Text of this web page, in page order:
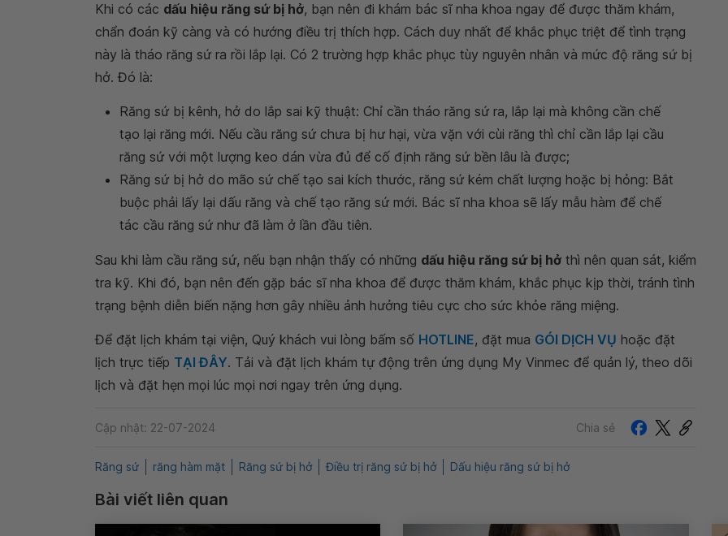
Khi có các dấu hiệu răng sứ bị hở, bạn nên đi khám bác sĩ nha khoa ngay để được thăm khám,
chẩn đoán kỹ càng và có hướng điều trị thích hợp. Cách duy nhất để khắc phục triệt để tình trạng
này là tháo răng sứ ra rồi lắp lại. Có 2 trường hợp khắc phục tùy nguyên nhân và mức độ răng sứ bị
hở. Đó là:
Răng sứ bị kênh, hở do lắp sai kỹ thuật: Chỉ cần tháo răng sứ ra, lắp lại mà không cần chế
tạo lại răng mới. Nếu cầu răng sứ chưa bị hư hại, vừa vặn với cùi răng thì chỉ cần lắp lại cầu
răng sứ với một lượng keo dán vừa đủ để cố định răng sứ bền lâu là được;
Răng sứ bị hở do mão sứ chế tạo sai kích thước, răng sứ kém chất lượng hoặc bị hỏng: Bắt
buộc phải lấy lại dấu răng và chế tạo răng sứ mới. Bác sĩ nha khoa sẽ lấy mẫu hàm để chế
tác cầu răng sứ như đã làm ở lần đầu tiên.
Sau khi làm cầu răng sứ, nếu bạn nhận thấy có những dấu hiệu răng sứ bị hở thì nên quan sát, kiểm
tra kỹ. Khi đó, bạn nên đến gặp bác sĩ nha khoa để được thăm khám, khắc phục kịp thời, tránh tình
trạng bệnh diễn biến nặng hơn gây nhiều ảnh hưởng tiêu cực cho sức khỏe răng miệng.
Để đặt lịch khám tại viện, Quý khách vui lòng bấm số HOTLINE, đặt mua GÓI DỊCH VỤ hoặc đặt
lịch trực tiếp TẠI ĐÂY. Tải và đặt lịch khám tự động trên ứng dụng My Vinmec để quản lý, theo dõi
lịch và đặt hẹn mọi lúc mọi nơi ngay trên ứng dụng.
Cập nhật: 22-07-2024 Chia sẻ
Răng sứ răng hàm mặt Răng sứ bị hở Điều trị răng sứ bị hở Dấu hiệu răng sứ bị hở
Bài viết liên quan